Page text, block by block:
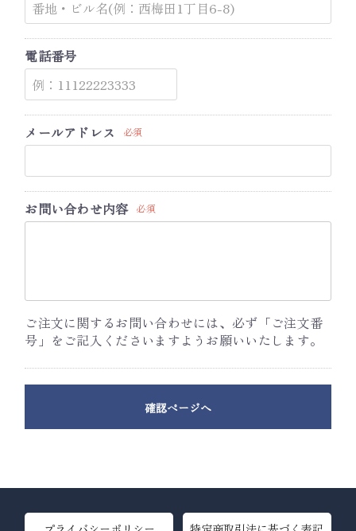
ギフト
すべてのカテゴリー ＋
電話番号
メールアドレス 必須
お問い合わせ内容 必須
ご注文に関するお問い合わせには、必ず「ご注文番
号」をご記入くださいますようお願いいたします。
確認ページへ